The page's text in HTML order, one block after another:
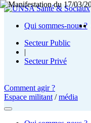
Qui sommes-nous ?
Secteur Public
|
Secteur Privé
Comment agir ?
Espace militant /média